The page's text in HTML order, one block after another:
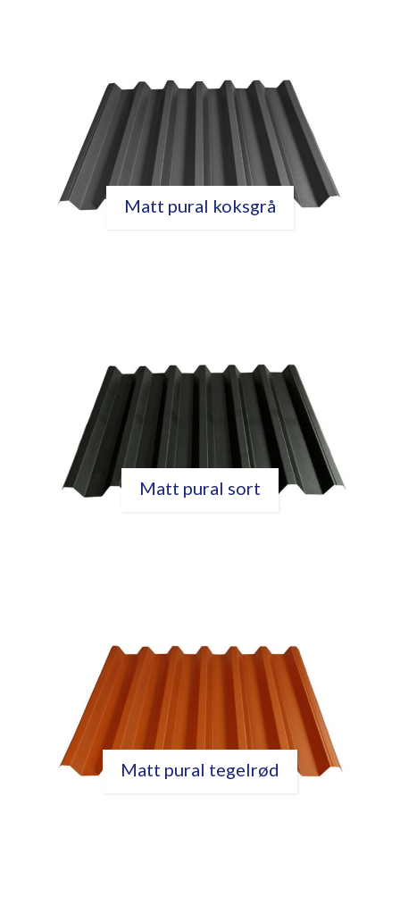
Matt pural koksgrå
Matt pural sort
Matt pural tegelrød